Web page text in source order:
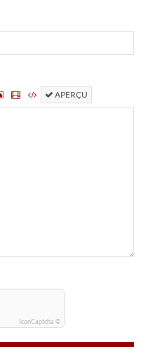
APERÇU
IconCaptcha ©